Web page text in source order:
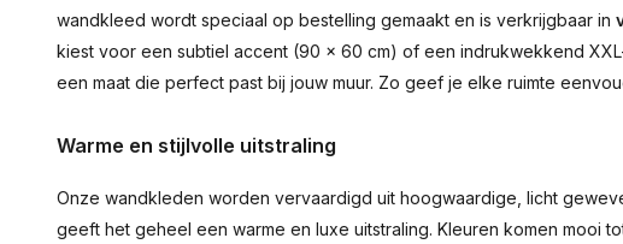
wandkleed wordt speciaal op bestelling gemaakt en is verkrijgbaar in
kiest voor een subtiel accent (90 × 60 cm) of een indrukwekkend
een maat die perfect past bij jouw muur. Zo geef je elke ruimte
Warme en stijlvolle uitstraling
Onze wandkleden worden vervaardigd uit hoogwaardige, licht
geeft het geheel een warme en luxe uitstraling. Kleuren komen mooi